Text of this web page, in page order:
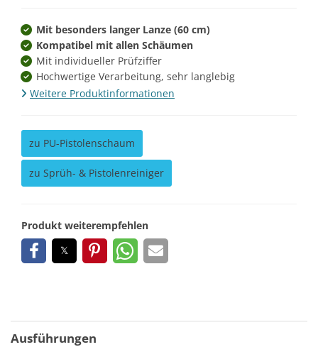
Mit besonders langer Lanze (60 cm)
Kompatibel mit allen Schäumen
Mit individueller Prüfziffer
Hochwertige Verarbeitung, sehr langlebig
Weitere Produktinformationen
zu PU-Pistolenschaum
zu Sprüh- & Pistolenreiniger
Produkt weiterempfehlen
Ausführungen